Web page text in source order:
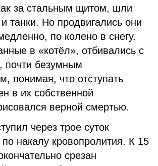
за стальным щитом, шли
танки. Но продвигались они
по колено в снегу.
в «котёл», отбивались с
почти безумным
понимая, что отступать
в их собственной
верной смертью.
через трое суток
по накалу кровопролития. К 15
срезан